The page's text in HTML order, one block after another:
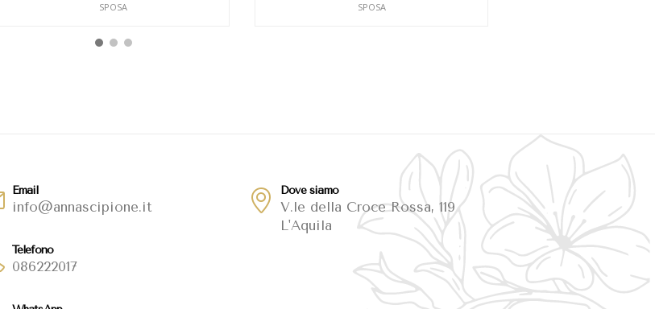
SPOSA SPOSA
Email
info@annascipione.it
Telefono
086222017
Dove siamo
V.le della Croce Rossa, 119
L'Aquila